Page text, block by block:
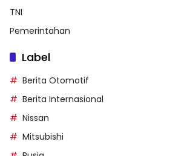
TNI
Pemerintahan
Label
Berita Otomotif
Berita Internasional
Nissan
Mitsubishi